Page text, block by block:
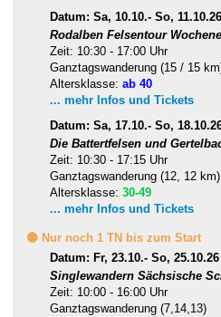
Datum: Sa, 10.10.- So, 11.10.26
Rodalben Felsentour
Zeit: 10:30 - 17:00 Uhr
Ganztagswanderung (15 / 15
Altersklasse: ab 40
... mehr Infos und Tickets
Datum: Sa, 17.10.- So,
Die Battertfelsen und
Zeit: 10:30 - 17:15 Uhr
Ganztagswanderung (12, 12 km)
Altersklasse: 30-49
... mehr Infos und Tickets
🟡 Nur noch 1 TN bis zum Start
Datum: Fr, 23.10.- So, 25.10.26
Singlewandern Sächsische
Zeit: 10:00 - 16:00 Uhr
Ganztagswanderung (7,14,13)